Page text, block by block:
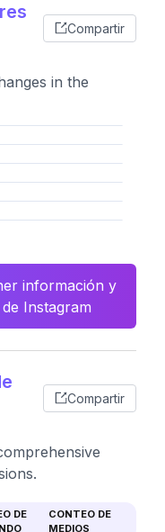
Compartir
in the
información y
Instagram
Compartir
DE
CONTEO DE
MEDIOS